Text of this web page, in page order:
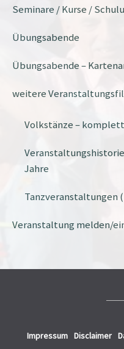
Seminare / Kurse /
Übungsabende
Übungsabende –
weitere
Volkstänze –
Jahre
Tanzveranstaltungen
Veranstaltung melden/
Impressum Disclaimer